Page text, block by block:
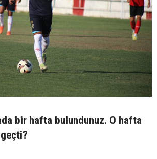
bir hafta bulundunuz. O hafta